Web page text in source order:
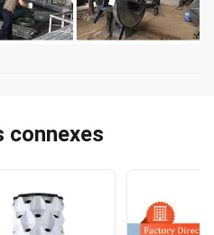
connexes